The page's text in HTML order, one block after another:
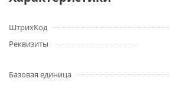
ШтрихКод
Реквизиты
Базовая единица